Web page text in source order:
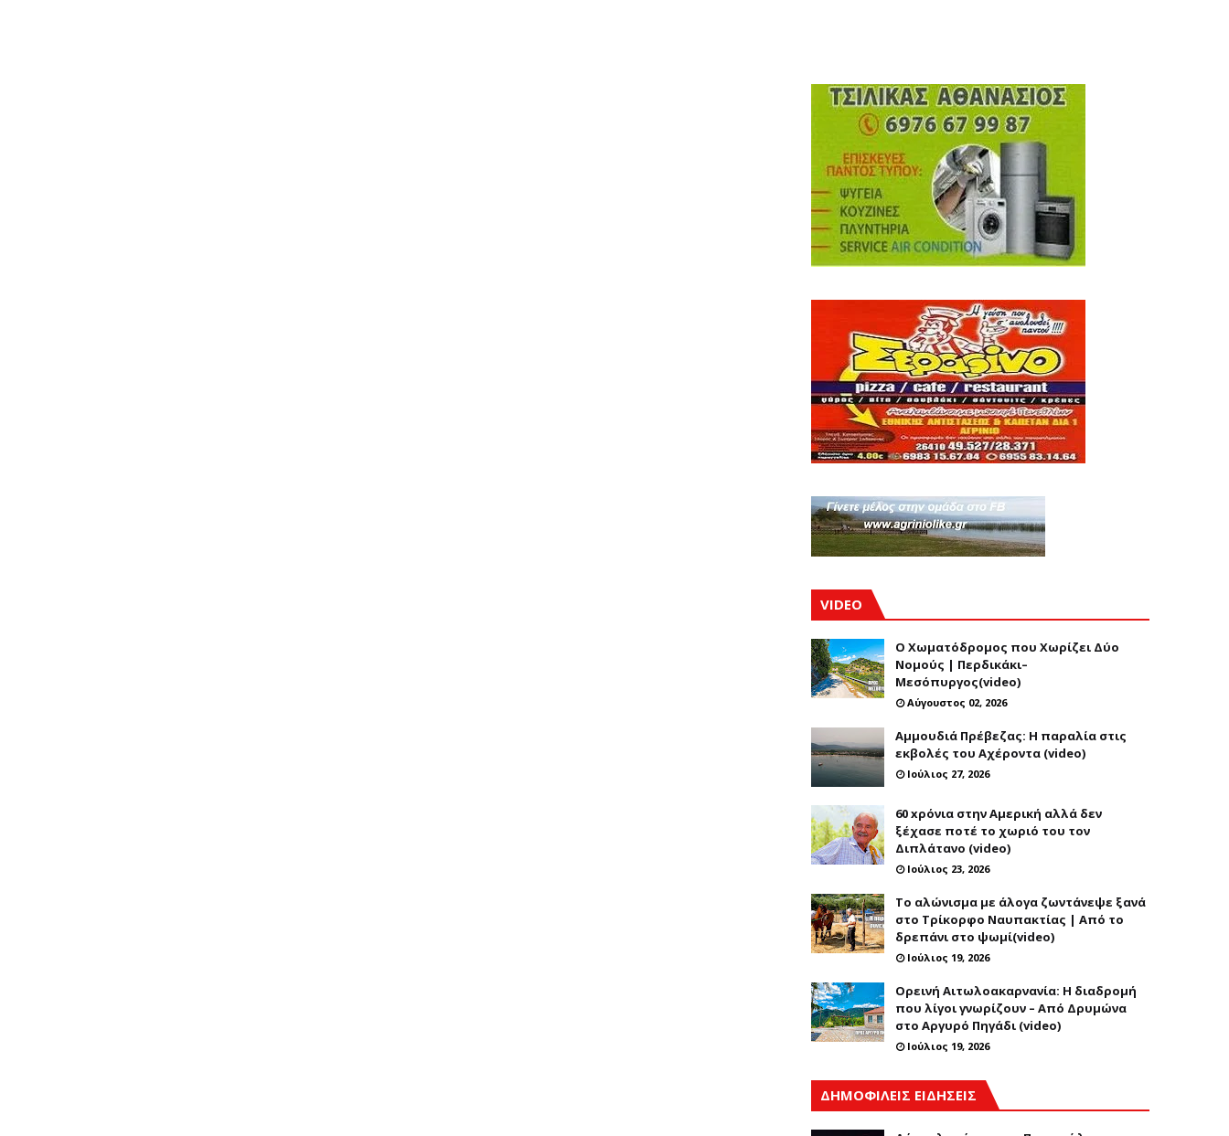
VIDEO
Ο Χωματόδρομος που Χωρίζει Δύο
Νομούς | Περδικάκι–
Μεσόπυργος(video)
Αύγουστος 02, 2026
Αμμουδιά Πρέβεζας: Η παραλία στις
εκβολές του Αχέροντα (video)
Ιούλιος 27, 2026
60 xρόνια στην Αμερική αλλά δεν
ξέχασε ποτέ το χωριό του τον
Διπλάτανο (video)
Ιούλιος 23, 2026
Το αλώνισμα με άλογα ζωντάνεψε ξανά
στο Τρίκορφο Ναυπακτίας | Από το
δρεπάνι στο ψωμί(video)
Ιούλιος 19, 2026
Ορεινή Αιτωλοακαρνανία: Η διαδρομή
που λίγοι γνωρίζουν – Από Δρυμώνα
στο Αργυρό Πηγάδι (video)
Ιούλιος 19, 2026
ΔΗΜΟΦΙΛΕΙΣ ΕΙΔΗΣΕΙΣ